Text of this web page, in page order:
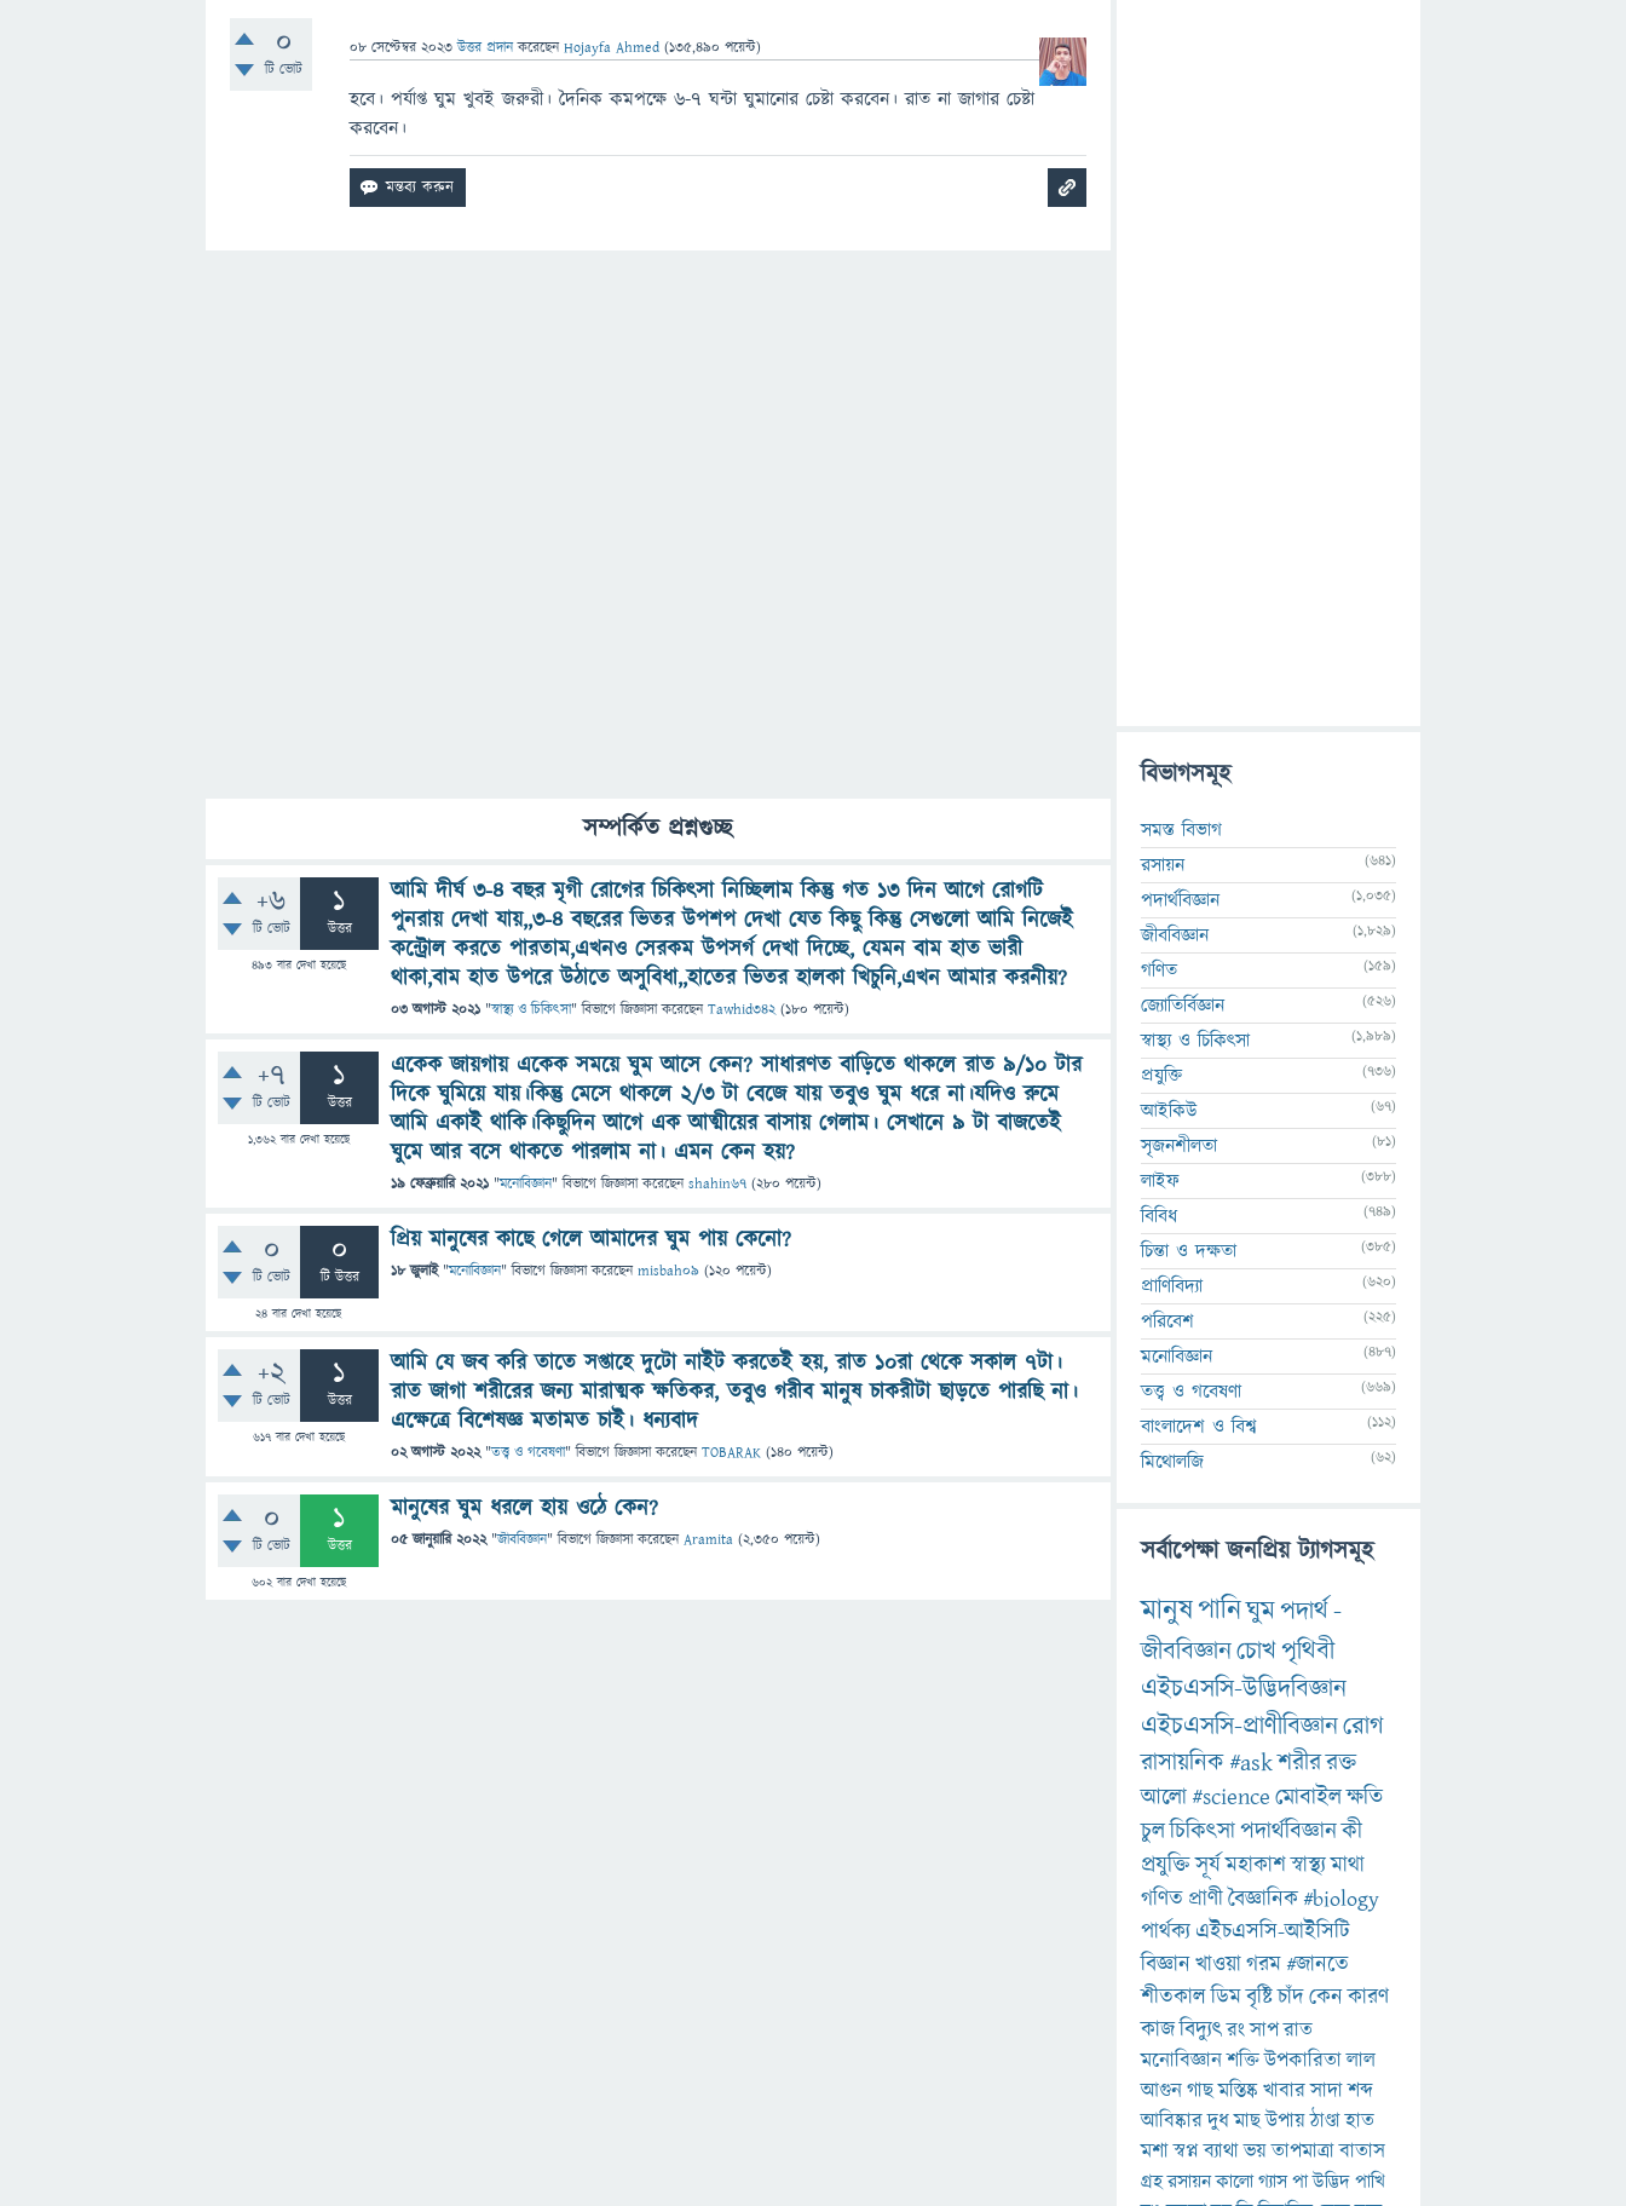
0
টি ভোট
08 সেপ্টেম্বর 2023 উত্তর প্রদান করেছেনHojayfa Ahmed (135,490 পয়েন্ট)
হবে। পর্যাপ্ত ঘুম খুবই জরুরী। দৈনিক কমপক্ষে ৬-৭ ঘন্টা ঘুমানোর চেষ্টা করবেন। রাত না জাগার চেষ্টা
করবেন।
সম্পর্কিত প্রশ্নগুচ্ছ
+6
টি ভোট
1
উত্তর
493বার দেখা হয়েছে
আমি দীর্ঘ ৩-৪ বছর মৃগী রোগের চিকিৎসা নিচ্ছিলাম কিন্তু গত ১৩ দিন আগে রোগটি
পুনরায় দেখা যায়,,৩-৪ বছরের ভিতর উপশপ দেখা যেত কিছু কিন্তু সেগুলো আমি নিজেই
কন্ট্রোল করতে পারতাম,এখনও সেরকম উপসর্গ দেখা দিচ্ছে, যেমন বাম হাত ভারী
থাকা,বাম হাত উপরে উঠাতে অসুবিধা,,হাতের ভিতর হালকা খিচুনি,এখন আমার করনীয়?
03 অগাস্ট 2021 "স্বাস্থ্য ও চিকিৎসা" বিভাগে জিজ্ঞাসাকরেছেনTawhid342 (180 পয়েন্ট)
+7
টি ভোট
1
উত্তর
1,362বার দেখা হয়েছে
একেক জায়গায় একেক সময়ে ঘুম আসে কেন? সাধারণত বাড়িতে থাকলে রাত ৯/১০ টার
দিকে ঘুমিয়ে যায়।কিন্তু মেসে থাকলে ২/৩ টা বেজে যায় তবুও ঘুম ধরে না।যদিও রুমে
আমি একাই থাকি।কিছুদিন আগে এক আত্মীয়ের বাসায় গেলাম। সেখানে ৯ টা বাজতেই
ঘুমে আর বসে থাকতে পারলাম না। এমন কেন হয়?
19 ফেব্রুয়ারি 2021 "মনোবিজ্ঞান" বিভাগে জিজ্ঞাসাকরেছেনshahin67 (280 পয়েন্ট)
0
টি ভোট
0
টি উত্তর
24 বার দেখা হয়েছে
প্রিয় মানুষের কাছে গেলে আমাদের ঘুম পায় কেনো?
18 জুলাই "মনোবিজ্ঞান" বিভাগে জিজ্ঞাসাকরেছেনmisbah09 (120 পয়েন্ট)
+2
টি ভোট
1
উত্তর
617বার দেখা হয়েছে
আমি যে জব করি তাতে সপ্তাহে দুটো নাইট করতেই হয়, রাত ১০রা থেকে সকাল ৭টা।
রাত জাগা শরীরের জন্য মারাত্মক ক্ষতিকর, তবুও গরীব মানুষ চাকরীটা ছাড়তে পারছি না।
এক্ষেত্রে বিশেষজ্ঞ মতামত চাই। ধন্যবাদ
02 অগাস্ট 2022 "তত্ত্ব ও গবেষণা" বিভাগে জিজ্ঞাসাকরেছেনTOBARAK (140 পয়েন্ট)
0
টি ভোট
1
উত্তর
602বার দেখা হয়েছে
মানুষের ঘুম ধরলে হায় ওঠে কেন?
05 জানুয়ারি 2022 "জীববিজ্ঞান" বিভাগে জিজ্ঞাসাকরেছেনAramita (2,350 পয়েন্ট)
বিভাগসমূহ
সমস্ত বিভাগ
রসায়ন
(641)
পদার্থবিজ্ঞান (1,035)
জীববিজ্ঞান (1,829)
গণিত (159)
জ্যোতির্বিজ্ঞান (526)
স্বাস্থ্য ও চিকিৎসা (1,989)
প্রযুক্তি (736)
আইকিউ (67)
সৃজনশীলতা (81)
লাইফ (388)
বিবিধ (749)
চিন্তা ও দক্ষতা (385)
প্রাণিবিদ্যা (620)
পরিবেশ (225)
মনোবিজ্ঞান (487)
তত্ত্ব ও গবেষণা (669)
বাংলাদেশ ও বিশ্ব (112)
মিথোলজি (62)
সর্বাপেক্ষা জনপ্রিয় ট্যাগসমূহ
মানুষপানিঘুমপদার্থ-
জীববিজ্ঞানচোখপৃথিবী
এইচএসসি-উদ্ভিদবিজ্ঞান
এইচএসসি-প্রাণীবিজ্ঞানরোগ
রাসায়নিক#askশরীররক্ত
আলো#scienceমোবাইলক্ষতি
চুলচিকিৎসাপদার্থবিজ্ঞানকী
প্রযুক্তিসূর্যমহাকাশস্বাস্থ্যমাথা
গণিত প্রাণীবৈজ্ঞানিক#biology
পার্থক্য এইচএসসি-আইসিটি
বিজ্ঞানখাওয়াগরম#জানতে
শীতকালডিমবৃষ্টিচাঁদকেনকারণ
কাজবিদ্যুৎরংসাপরাত
মনোবিজ্ঞানশক্তিউপকারিতালাল
আগুনগাছমস্তিষ্কখাবারসাদাশব্দ
আবিষ্কারদুধমাছউপায়ঠাণ্ডাহাত
মশাস্বপ্নব্যাথাভয়তাপমাত্রাবাতাস
গ্রহরসায়নকালোগ্যাসপাউদ্ভিদপাখি